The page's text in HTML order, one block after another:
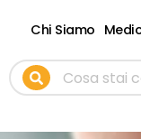
Chi Siamo